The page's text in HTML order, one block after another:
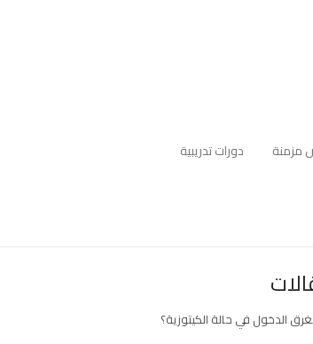
مزمنة
دورات تدريبية
الدخول في حالة الكيتوزية؟